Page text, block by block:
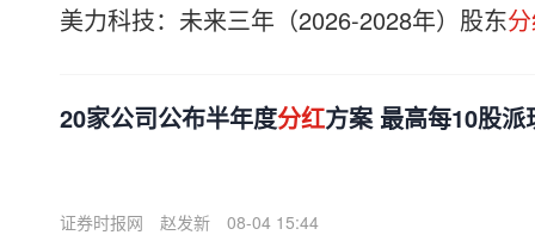
美力科技：未来三年（2026-2028年）股东
20家公司公布半年度分红方案 最高每10股派
证券时报网 赵发新 08-04 15:44